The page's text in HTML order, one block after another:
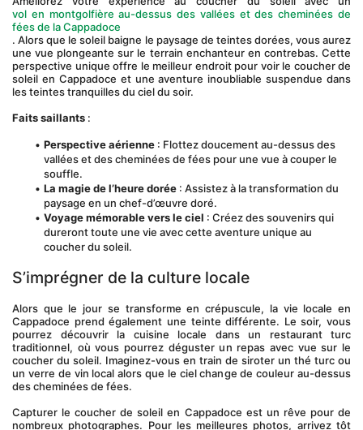
vol en montgolfière au-dessus des vallées et des cheminées de
fées de la Cappadoce
. Alors que le soleil baigne le paysage de teintes dorées, vous aurez
une vue plongeante sur le terrain enchanteur en contrebas. Cette
perspective unique offre le meilleur endroit pour voir le coucher de
soleil en Cappadoce et une aventure inoubliable suspendue dans
les teintes tranquilles du ciel du soir.
Faits saillants :
Perspective aérienne : Flottez doucement au-dessus des
vallées et des cheminées de fées pour une vue à couper le
souffle.
La magie de l’heure dorée : Assistez à la transformation du
paysage en un chef-d’œuvre doré.
Voyage mémorable vers le ciel : Créez des souvenirs qui
dureront toute une vie avec cette aventure unique au
coucher du soleil.
S’imprégner de la culture locale
Alors que le jour se transforme en crépuscule, la vie locale en
Cappadoce prend également une teinte différente. Le soir, vous
pourrez découvrir la cuisine locale dans un restaurant turc
traditionnel, où vous pourrez déguster un repas avec vue sur le
coucher du soleil. Imaginez-vous en train de siroter un thé turc ou
un verre de vin local alors que le ciel change de couleur au-dessus
des cheminées de fées.
Capturer le coucher de soleil en Cappadoce est un rêve pour de
nombreux photographes. Pour les meilleures photos, arrivez tôt